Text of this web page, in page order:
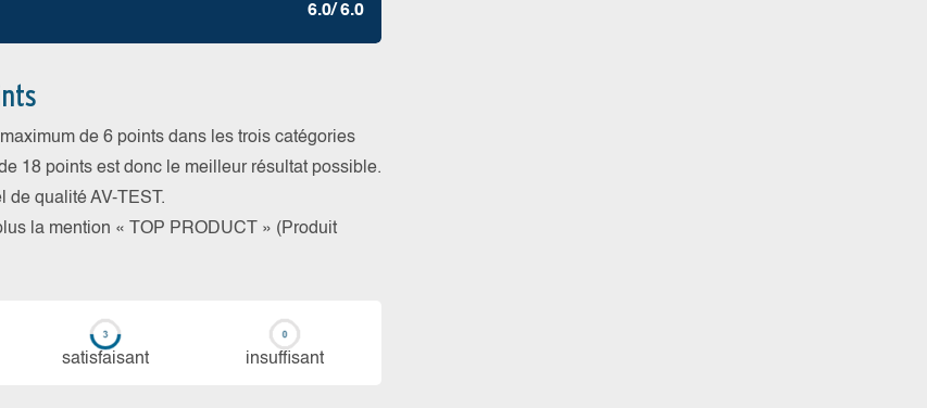
6.0/ 6.0
de 6 points dans les trois catégories
18 points est donc le meilleur résultat possible.
de qualité AV-TEST.
la mention « TOP PRODUCT » (Produit
sa­tis­fai­sant in­suf­fi­sant